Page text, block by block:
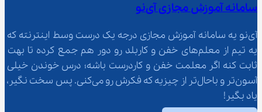
سامانه آموزش مجازی آی‌نو
آی‌نو یه سامانه آموزش مجازی درجه یک درست وسط اینترنته که
یه تیم از معلم‌‌های خفن و کاربلد رو دور هم جمع کرده تا بهت
ثابت کنه اگر معلمت خفن و کاردرست باشه؛ درس خوندن خیلی
آسون‌تر و باحال‌تر از چیزیه که فکرش رو می‌کنی. پس سخت نگیر،
یاد بگیر!